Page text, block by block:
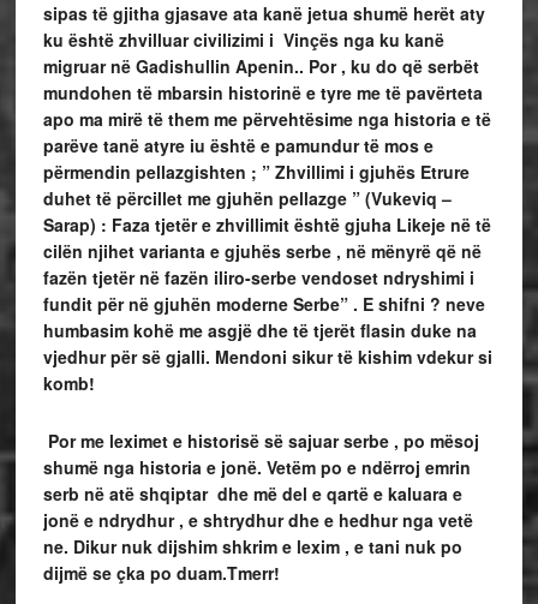
sipas të gjitha gjasave ata kanë jetua shumë herët aty
ku është zhvilluar civilizimi i Vinçës nga ku kanë
migruar në Gadishullin Apenin.. Por , ku do që serbët
mundohen të mbarsin historinë e tyre me të pavërteta
apo ma mirë të them me përvehtësime nga historia e të
parëve tanë atyre iu është e pamundur të mos e
përmendin pellazgishten ; ” Zhvillimi i gjuhës Etrure
duhet të përcillet me gjuhën pellazge ” (Vukeviq –
Sarap) : Faza tjetër e zhvillimit është gjuha Likeje në të
cilën njihet varianta e gjuhës serbe , në mënyrë që në
fazën tjetër në fazën iliro-serbe vendoset ndryshimi i
fundit për në gjuhën moderne Serbe” . E shifni ? neve
humbasim kohë me asgjë dhe të tjerët flasin duke na
vjedhur për së gjalli. Mendoni sikur të kishim vdekur si
komb!
Por me leximet e historisë së sajuar serbe , po mësoj
shumë nga historia e jonë. Vetëm po e ndërroj emrin
serb në atë shqiptar dhe më del e qartë e kaluara e
jonë e ndrydhur , e shtrydhur dhe e hedhur nga vetë
ne. Dikur nuk dijshim shkrim e lexim , e tani nuk po
dijmë se çka po duam.Tmerr!